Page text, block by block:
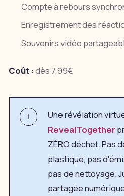
Compte à rebours
Enregistrement des
Souvenirs vidéo
Coût :dès 7,99€
i
Une révélation
RevealTogether
ZÉRO déchet. Pas
plastique, pas
pas de nettoyage.
partagée